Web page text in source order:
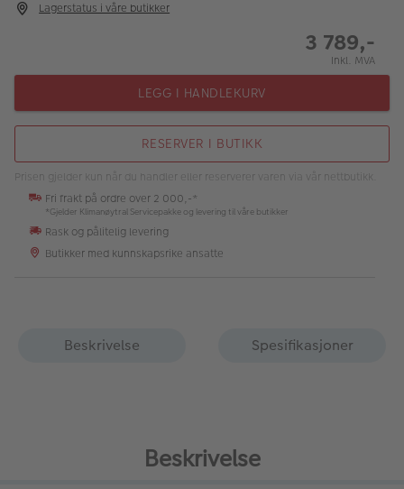
Inspirasjon
Lagerstatus i våre butikker
3 789,-
Inkl. MVA
LEGG I HANDLEKURV
RESERVER I BUTIKK
Prisen gjelder kun når du handler eller reserverer varen via vår nettbutikk.
Fri frakt på ordre over 2 000,-*
*Gjelder Klimanøytral Servicepakke og levering til våre butikker
Rask og pålitelig levering
Butikker med kunnskapsrike ansatte
Beskrivelse Spesifikasjoner
Beskrivelse